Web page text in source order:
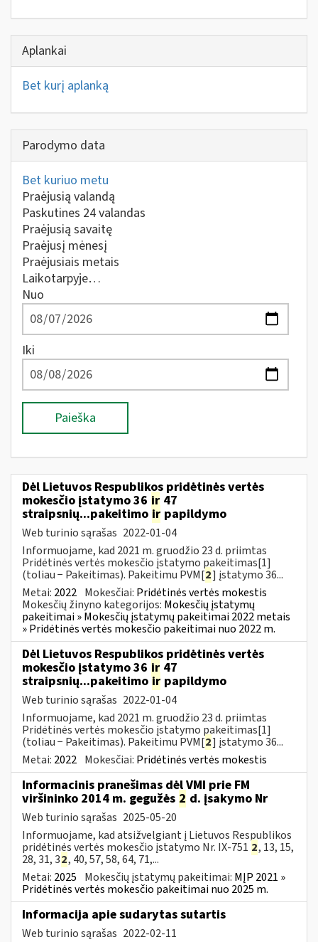
Aplankai
Bet kurį aplanką
Parodymo data
Bet kuriuo metu
Praėjusią valandą
Paskutines 24 valandas
Praėjusią savaitę
Praėjusį mėnesį
Praėjusiais metais
Laikotarpyje…
Nuo
Iki
Paieška
Dėl Lietuvos Respublikos pridėtinės vertės
mokesčio įstatymo 36 ir 47
straipsnių...pakeitimo ir papildymo
Web turinio sąrašas 2022-01-04
Informuojame, kad 2021 m. gruodžio 23 d. priimtas
Pridėtinės vertės mokesčio įstatymo pakeitimas[1]
(toliau − Pakeitimas). Pakeitimu PVM[2] įstatymo 36...
Metai: 2022 Mokesčiai: Pridėtinės vertės mokestis
Mokesčių žinyno kategorijos: Mokesčių įstatymų
pakeitimai » Mokesčių įstatymų pakeitimai 2022 metais
» Pridėtinės vertės mokesčio pakeitimai nuo 2022 m.
Dėl Lietuvos Respublikos pridėtinės vertės
mokesčio įstatymo 36 ir 47
straipsnių...pakeitimo ir papildymo
Web turinio sąrašas 2022-01-04
Informuojame, kad 2021 m. gruodžio 23 d. priimtas
Pridėtinės vertės mokesčio įstatymo pakeitimas[1]
(toliau − Pakeitimas). Pakeitimu PVM[2] įstatymo 36...
Metai: 2022 Mokesčiai: Pridėtinės vertės mokestis
Informacinis pranešimas dėl VMI prie FM
viršininko 2014 m. gegužės 2 d. įsakymo Nr
Web turinio sąrašas 2025-05-20
Informuojame, kad atsižvelgiant į Lietuvos Respublikos
pridėtinės vertės mokesčio įstatymo Nr. IX-751 2, 13, 15,
28, 31, 32, 40, 57, 58, 64, 71,...
Metai: 2025 Mokesčių įstatymų pakeitimai: MĮP 2021 »
Pridėtinės vertės mokesčio pakeitimai nuo 2025 m.
Informacija apie sudarytas sutartis
Web turinio sąrašas 2022-02-11